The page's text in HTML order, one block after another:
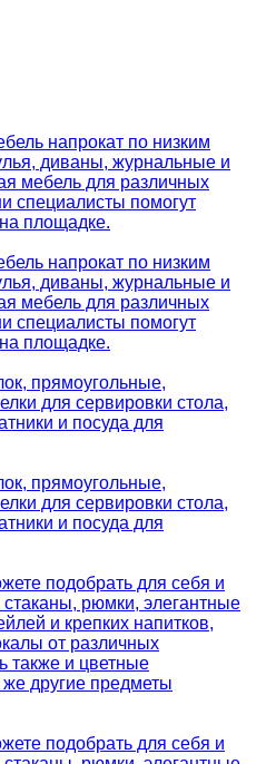
напрокат по низким
диваны, журнальные и
мебель для различных
специалисты помогут
площадке.
напрокат по низким
диваны, журнальные и
мебель для различных
специалисты помогут
площадке.
прямоугольные,
для сервировки стола,
и посуда для
прямоугольные,
для сервировки стола,
и посуда для
подобрать для себя и
рюмки, элегантные
и крепких напитков,
от различных
также и цветные
другие предметы
подобрать для себя и